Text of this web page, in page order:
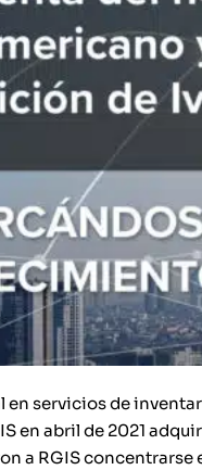
en servicios de
en abril de 2021
a RGIS